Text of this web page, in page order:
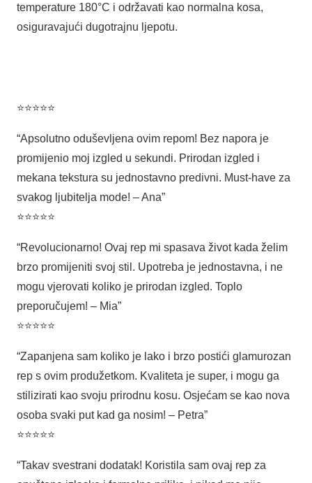
temperature 180°C i održavati kao normalna kosa,
osiguravajući dugotrajnu ljepotu.
⭐⭐⭐⭐⭐
“Apsolutno oduševljena ovim repom! Bez napora je
promijenio moj izgled u sekundi. Prirodan izgled i
mekana tekstura su jednostavno predivni. Must-have za
svakog ljubitelja mode! – Ana”
⭐⭐⭐⭐⭐
“Revolucionarno! Ovaj rep mi spasava život kada želim
brzo promijeniti svoj stil. Upotreba je jednostavna, i ne
mogu vjerovati koliko je prirodan izgled. Toplo
preporučujem! – Mia”
⭐⭐⭐⭐⭐
“Zapanjena sam koliko je lako i brzo postići glamurozan
rep s ovim produžetkom. Kvaliteta je super, i mogu ga
stilizirati kao svoju prirodnu kosu. Osjećam se kao nova
osoba svaki put kad ga nosim! – Petra”
⭐⭐⭐⭐⭐
“Takav svestrani dodatak! Koristila sam ovaj rep za